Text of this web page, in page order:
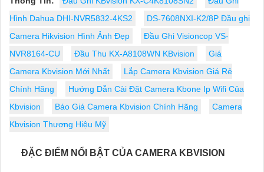
Hình Dahua DHI-NVR5832-4KS2
DS-7608NXI-K2/8P Đầu ghi
Camera Hikvision Hình Ảnh Đẹp
Đầu Ghi Visioncop VS-
NVR8164-CU
Đầu Thu KX-A8108WN KBvision
Giá
Camera Kbvision Mới Nhất
Lắp Camera Kbvision Giá Rẻ
Chính Hãng
Hướng Dẫn Cài Đặt Camera Kbone Ip Wifi Của
Kbvision
Báo Giá Camera Kbvision Chính Hãng
Camera
Kbvision Thương Hiệu Mỹ
ĐẶC ĐIỂM NỔI BẬT CỦA CAMERA KBVISION